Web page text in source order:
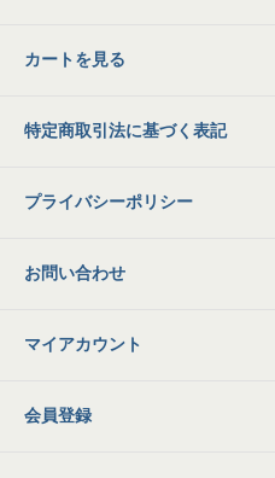
カートを見る
特定商取引法に基づく表記
プライバシーポリシー
お問い合わせ
マイアカウント
会員登録